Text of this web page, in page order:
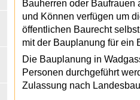
Bauherren oder Baufrauen
und Können verfügen um
öffentlichen Baurecht
mit der Bauplanung für ein
Die Bauplanung in
Personen durchgeführt
Zulassung nach